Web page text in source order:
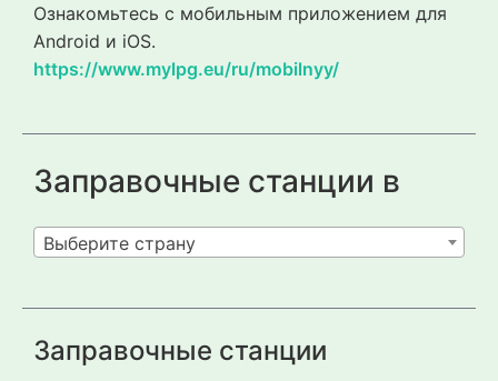
Ознакомьтесь с мобильным приложением для
Android и iOS.
https://www.mylpg.eu/ru/mobilnyy/
Заправочные станции в
Выберите страну
Заправочные станции